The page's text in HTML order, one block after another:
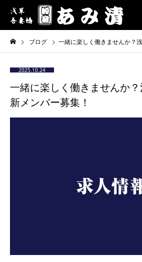
ブログ 一緒に楽しく働きませんか？浅草
2025.10.24
一緒に楽しく働きませんか
新メンバー募集！